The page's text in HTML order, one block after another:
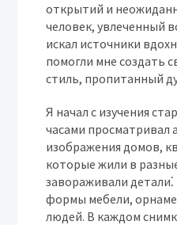
открытий и
человек, увлеченный
искал источники
помогли мне создать
стиль, пропитанный
Я начал с изучения
часами просматривал
изображения домов,
которые жили в
завораживали
формы мебели,
людей. В каждом